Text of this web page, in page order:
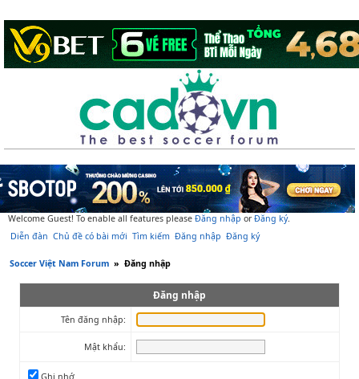
Welcome Guest! To enable all features please Đăng nhập orĐăng ký.
Diễn đàn Chủ đề có bài mới Tìm kiếm Đăng nhập Đăng ký
Soccer Việt Nam Forum » Đăng nhập
Đăng nhập
Tên đăng nhập:
Mật khẩu:
Ghi nhớ